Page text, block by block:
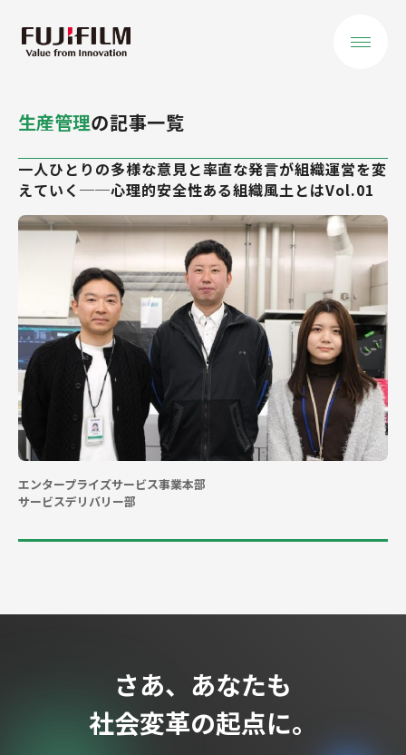
会社を知る
トップメッセージ
役員ご挨拶
私たちが大切に
すること
データで見る
事業を知る
事業領域 概要
公共領域
民間領域
制度・働き方を知る
生産管理の記事一覧
一人ひとりの多様な意見と率直な発言が組織運営を変
えていく──心理的安全性ある組織風土とはVol.01
エンタープライズサービス事業本部
サービスデリバリー部
さあ、あなたも
社会変革の起点に。